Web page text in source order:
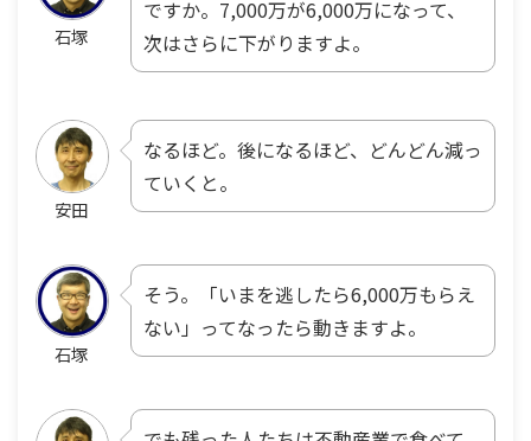
石塚
ですか。7,000万が6,000万になって、
次はさらに下がりますよ。
安田
なるほど。後になるほど、どんどん減っ
ていくと。
石塚
そう。「いまを逃したら6,000万もらえ
ない」ってなったら動きますよ。